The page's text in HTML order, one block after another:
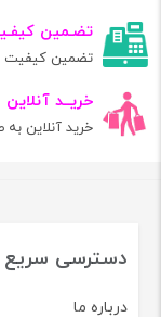
تضـمین
تضمین کیفیت
خریــد آنلاین
خرید آنلاین
دسترسی سریع
درباره ما